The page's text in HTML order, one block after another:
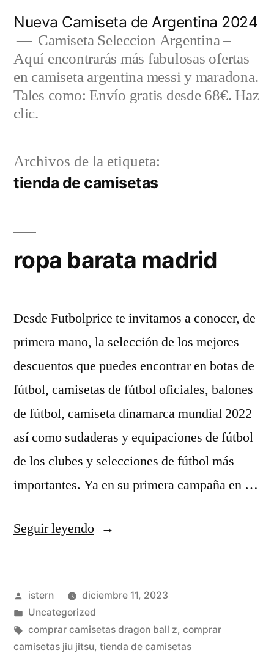
contenido
Nueva Camiseta de Argentina 2024
Camiseta Seleccion Argentina –
Aquí encontrarás más fabulosas ofertas
en camiseta argentina messi y maradona.
Tales como: Envío gratis desde 68€. Haz
clic.
Archivos de la etiqueta:
tienda de camisetas
ropa barata madrid
Desde Futbolprice te invitamos a conocer, de
primera mano, la selección de los mejores
descuentos que puedes encontrar en botas de
fútbol, camisetas de fútbol oficiales, balones
de fútbol, camiseta dinamarca mundial 2022
así como sudaderas y equipaciones de fútbol
de los clubes y selecciones de fútbol más
importantes. Ya en su primera campaña en …
Seguir leyendo«ropa
Publicado
por
istern
diciembre 11, 2023
Publicado
en
Uncategorized
Etiquetas:
comprar camisetas dragon ball z, comprar
camisetas jiu jitsu, tienda de camisetas